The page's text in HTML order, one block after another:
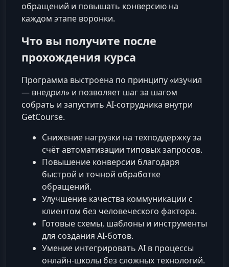
обращений и повышать конверсию на
каждом этапе воронки.
Что вы получите после
прохождения курса
Программа выстроена по принципу «изучил
— внедрил» и позволяет шаг за шагом
собрать и запустить AI-сотрудника внутри
GetCourse.
Снижение нагрузки на техподдержку за
счёт автоматизации типовых запросов.
Повышение конверсии благодаря
быстрой и точной обработке
обращений.
Улучшение качества коммуникации с
клиентом без человеческого фактора.
Готовые схемы, шаблоны и инструменты
для создания AI-ботов.
Умение интегрировать AI в процессы
онлайн-школы без сложных технологий.